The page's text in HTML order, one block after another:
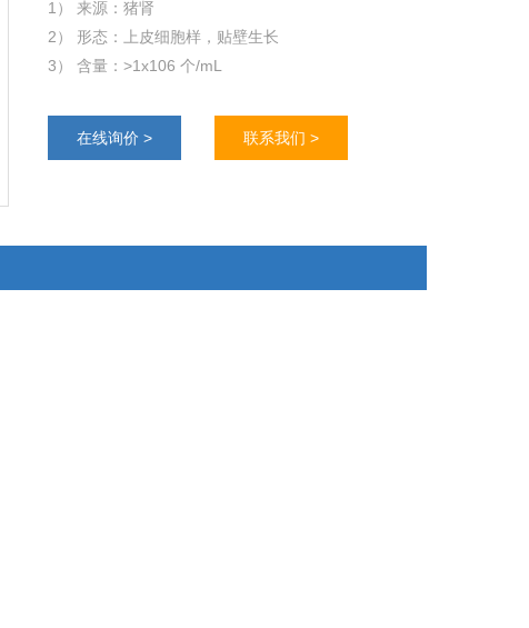
1） 来源：猪肾
2） 形态：上皮细胞样，贴壁生长
3） 含量：>1x106 个/mL
在线询价 > 联系我们 >